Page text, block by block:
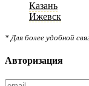
Казань
Ижевск
* Для более удобной
Авторизация